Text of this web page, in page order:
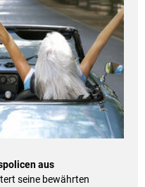
aus
seine bewährten